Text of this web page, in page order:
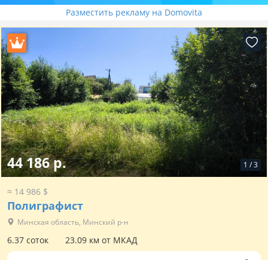
Разместить рекламу на Domovita
1 /3
44 186 р.
≈ 14 986 $
Полиграфист
Минская область, Минский р-н
6.37 соток
23.09 км от МКАД